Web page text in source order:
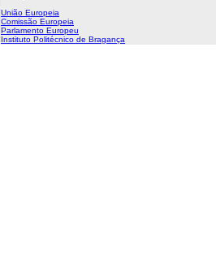
União Europeia
Comissão Europeia
Parlamento Europeu
Instituto Politécnico de Bragança